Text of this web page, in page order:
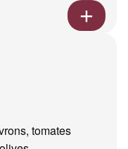
tomates